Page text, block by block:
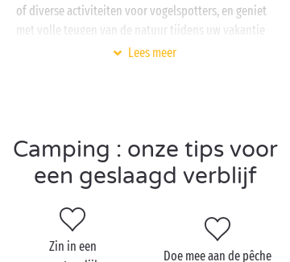
of diverse activiteiten voor vogelspotters, en geniet
met volle teugen van de natuur tijdens uw vakantie
uitgebreide vrijetijdsinfrastructuur voor jong en oud
bieden deze campings al het comfort dat u nodig
hebt voor een onvergetelijke vakantie aan zee met
Lees meer
Camping : onze tips voor
een geslaagd verblijf
Zin in een
Doe mee aan de pêche